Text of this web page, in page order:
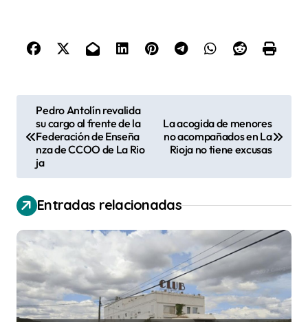
e
g
a
c
i
ó
n
Pedro Antolín revalida
su cargo al frente de la
Federación de Enseña
nza de CCOO de La Rio
ja
La acogida de menores
no acompañados en La
Rioja no tiene excusas
Entradas relacionadas